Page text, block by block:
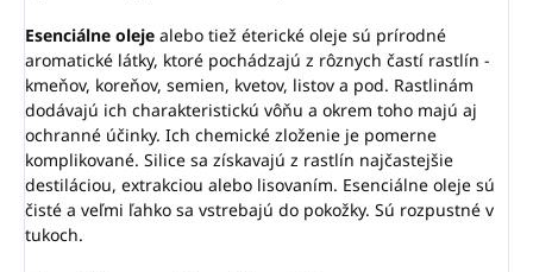
Esenciálne oleje alebo tiež éterické oleje sú prírodné
aromatické látky, ktoré pochádzajú z rôznych častí rastlín -
kmeňov, koreňov, semien, kvetov, listov a pod. Rastlinám
dodávajú ich charakteristickú vôňu a okrem toho majú aj
ochranné účinky. Ich chemické zloženie je pomerne
komplikované. Silice sa získavajú z rastlín najčastejšie
destiláciou, extrakciou alebo lisovaním. Esenciálne oleje sú
čisté a veľmi ľahko sa vstrebajú do pokožky. Sú rozpustné v
tukoch.